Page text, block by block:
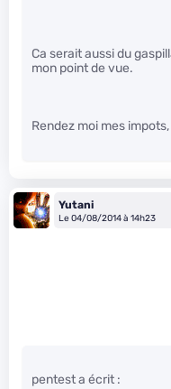
Ca serait aussi du
mon point de vue.
Rendez moi mes
Yutani
Le 04/08/2014 à 14h23
pentest a écrit :